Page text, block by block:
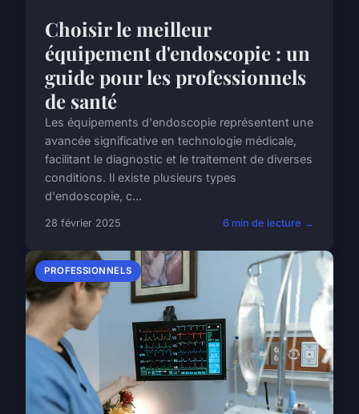
Choisir le meilleur
équipement d'endoscopie : un
guide pour les professionnels
de santé
Les équipements d'endoscopie représentent une
avancée significative en technologie médicale,
facilitant le diagnostic et le traitement de diverses
conditions. Il existe plusieurs types
d'endoscopie, c...
28 février 2025 6 min de lecture →
PROFESSIONNELS